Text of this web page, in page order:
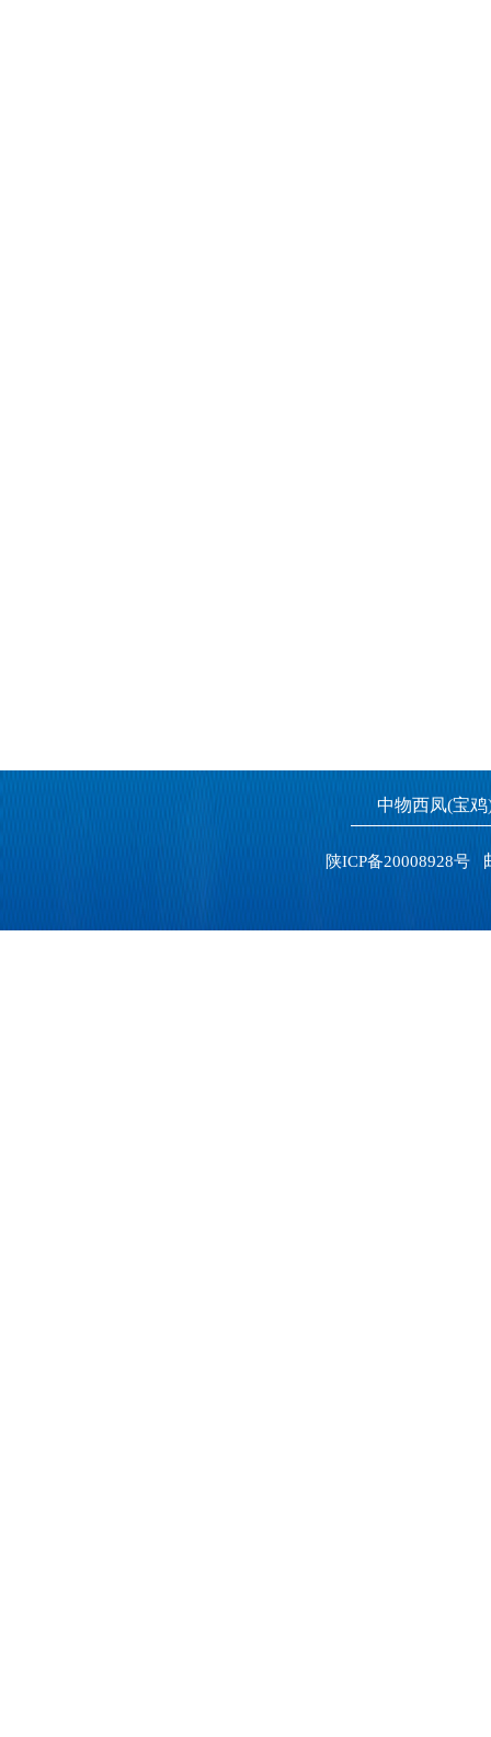
中物西凤(宝
陕ICP备20008928号